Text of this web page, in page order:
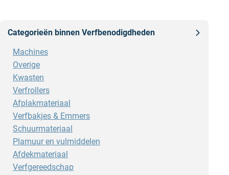
Categorieën binnen Verfbenodigdheden
Machines
Overige
Kwasten
Verfrollers
Afplakmateriaal
Verfbakjes & Emmers
Schuurmateriaal
Plamuur en vulmiddelen
Afdekmateriaal
Verfgereedschap